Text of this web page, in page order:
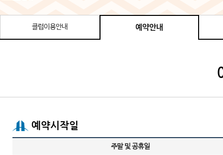
클럽이용안내 예약안내
예약시작일
주말 및 공휴일